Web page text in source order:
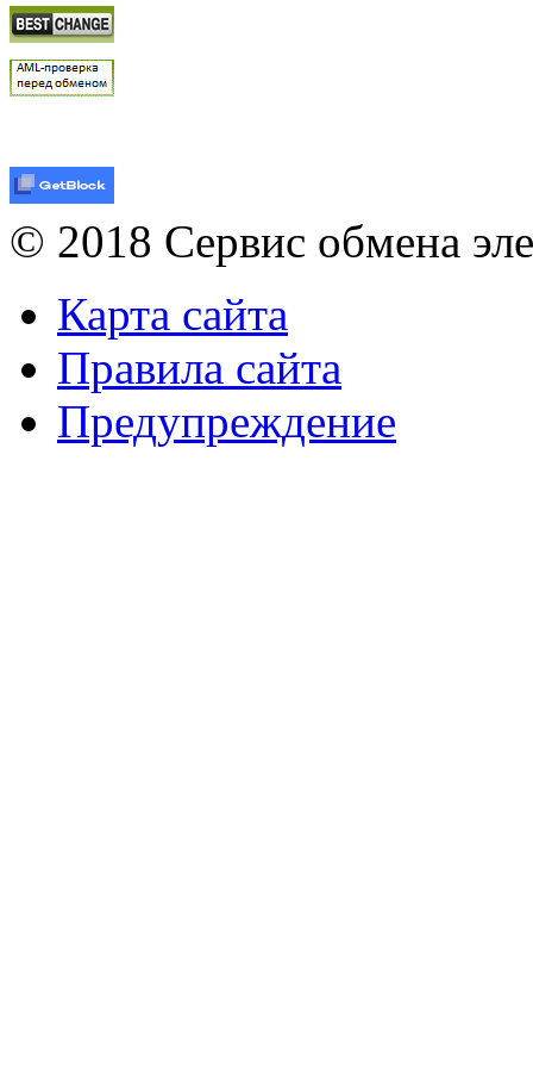
© 2018 Сервис обмена
Карта сайта
Правила сайта
Предупреждение